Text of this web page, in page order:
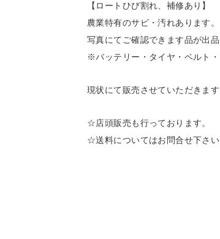
【ロートひび割れ、補修あり】
農業特有のサビ・汚れあります。
写真にてご確認できます品が出品
※バッテリー・タイヤ・ベルト
現状にて販売させていただきま
☆店頭販売も行っております。
☆送料についてはお問合せ下さい